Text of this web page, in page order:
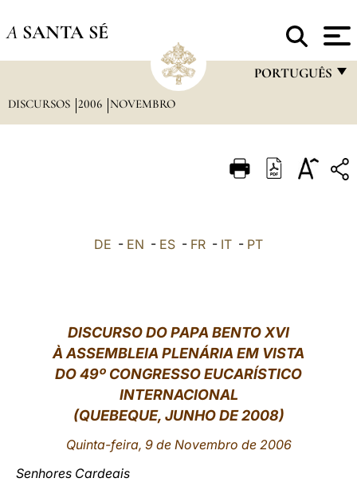
A SANTA SÉ
PORTUGUÊS
ITALIANO
中文
LATINE
DISCURSOS 2006 NOVEMBRO
DE - EN - ES - FR - IT - PT
DISCURSO DO PAPA BENTO XVI
À ASSEMBLEIA PLENÁRIA EM VISTA
DO 49º CONGRESSO EUCARÍSTICO
INTERNACIONAL
(QUEBEQUE, JUNHO DE 2008)
Quinta-feira, 9 de Novembro de 2006
Senhores Cardeais